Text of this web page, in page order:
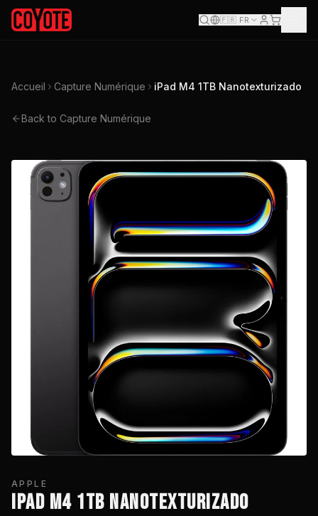
🇫🇷 FR
Accueil Capture Numérique iPad M4 1TB Nanotexturizado
Back to Capture Numérique
APPLE
IPAD M4 1TB NANOTEXTURIZADO